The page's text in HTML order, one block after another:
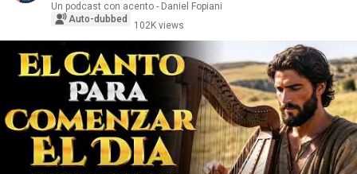
Un podcast con acento - Daniel Fopiani
Auto-dubbed
102K views